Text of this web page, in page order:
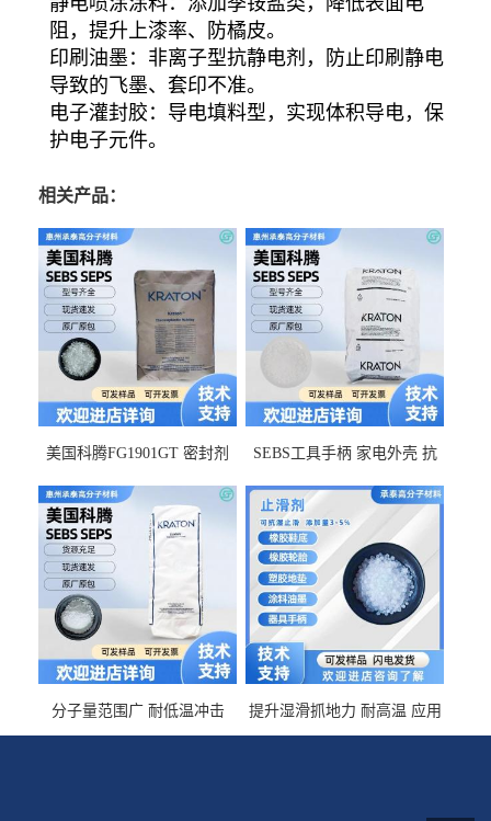
阻，提升上漆率、防橘皮。
印刷油墨 ：非离子型抗静电剂，防止印刷静电
导致的飞墨、套印不准。
电子灌封胶 ：导电填料型，实现体积导电，保
护电子元件。
相关产品：
美国科腾FG1901GT 密封剂
佳 透明级
SEBS工具手柄 家电外壳 抗
耐候G1653VO
分子量范围广 耐低温冲击
SEBS G1650MU 美国科腾 增
提升湿滑抓地力 耐高温 应用
于特种轮胎 TPR鞋底 涂料油